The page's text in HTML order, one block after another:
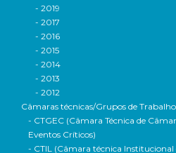
- 2019
- 2017
- 2016
- 2015
- 2014
- 2013
- 2012
Câmaras técnicas/Grupos de Trabalho
- CTGEC (Câmara Técnica de
Eventos Críticos)
- CTIL (Câmara técnica Institucional